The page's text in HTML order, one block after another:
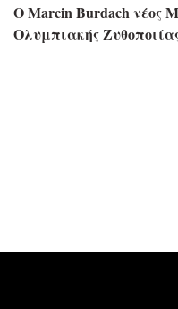
Ο Marcin Burdach νέος
Ολυμπιακής